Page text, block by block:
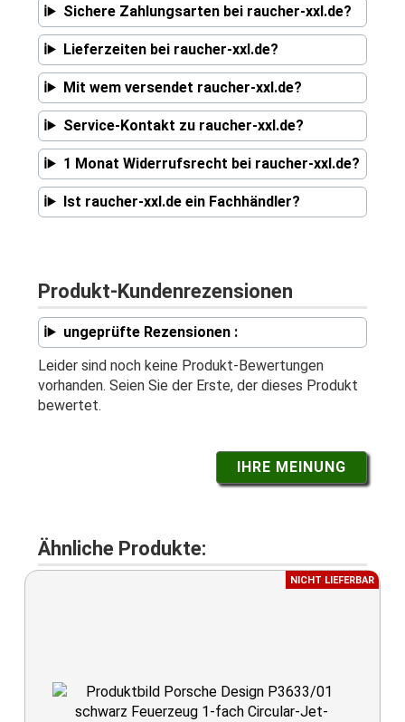
Sichere Zahlungsarten bei raucher-xxl.de?
Lieferzeiten bei raucher-xxl.de?
Mit wem versendet raucher-xxl.de?
Service-Kontakt zu raucher-xxl.de?
1 Monat Widerrufsrecht bei raucher-xxl.de?
Ist raucher-xxl.de ein Fachhändler?
Produkt-Kundenrezensionen
ungeprüfte Rezensionen :
Leider sind noch keine Produkt-Bewertungen
vorhanden. Seien Sie der Erste, der dieses Produkt
bewertet.
IHRE MEINUNG
Ähnliche Produkte:
NICHT LIEFERBAR